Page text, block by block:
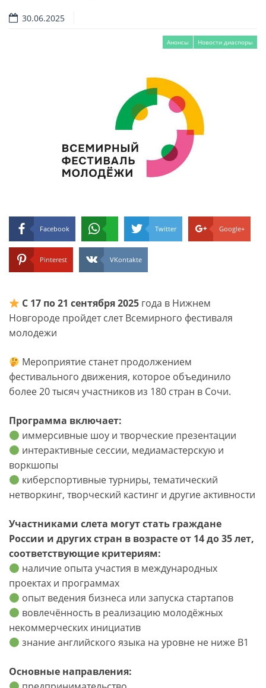
30.06.2025
Анонсы Новости диаспоры
Facebook Twitter Google+
Pinterest VKontakte
С 17 по 21 сентября 2025 года в Нижнем
Новгороде пройдет слет Всемирного фестиваля
молодежи
Мероприятие станет продолжением
фестивального движения, которое объединило
более 20 тысяч участников из 180 стран в Сочи.
Программа включает:
иммерсивные шоу и творческие презентации
интерактивные сессии, медиамастерскую и
воркшопы
киберспортивные турниры, тематический
нетворкинг, творческий кастинг и другие активности
Участниками слета могут стать граждане
России и других стран в возрасте от 14 до 35 лет,
соответствующие критериям:
наличие опыта участия в международных
проектах и программах
опыт ведения бизнеса или запуска стартапов
вовлечённость в реализацию молодёжных
некоммерческих инициатив
знание английского языка на уровне не ниже B1
Основные направления: